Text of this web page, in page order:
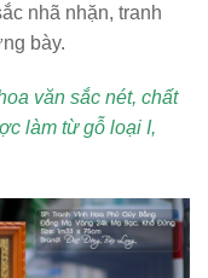
nhã nhặn, tranh
bày.
văn sắc nét, chất
làm từ gỗ loại I,